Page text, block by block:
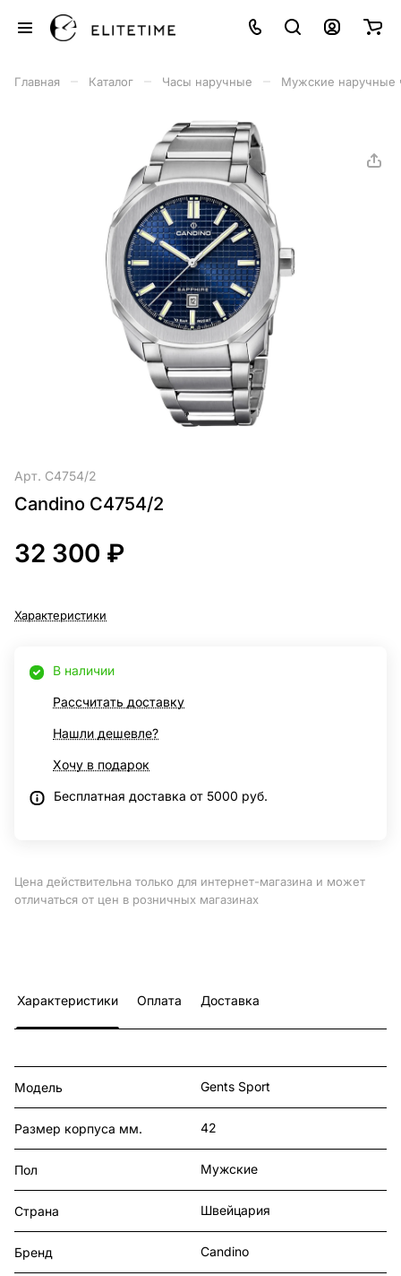
Главная Каталог Часы наручные Мужские наручные
Арт. C4754/2
Candino C4754/2
32 300 ₽
Характеристики
В наличии
Рассчитать доставку
Нашли дешевле?
Хочу в подарок
Бесплатная доставка от 5000 руб.
Цена действительна только для интернет-магазина и может
отличаться от цен в розничных магазинах
Характеристики Оплата Доставка
Модель Gents Sport
Размер корпуса мм. 42
Пол Мужские
Страна Швейцария
Бренд Candino